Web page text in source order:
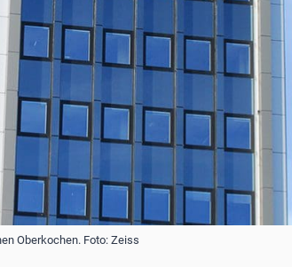
Oberkochen. Foto: Zeiss